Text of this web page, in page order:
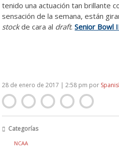
tenido una actuación tan brillante
sensación de la semana, están
stockde cara al draft.Senior Bowl
28 de enero de 2017 | 2:58 pm por
Categorías
NCAA